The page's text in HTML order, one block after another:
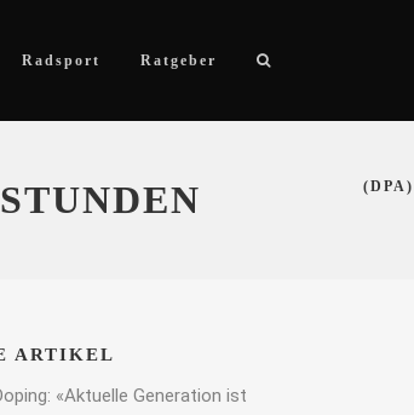
Radsport Ratgeber
(DPA)
ARTIKEL